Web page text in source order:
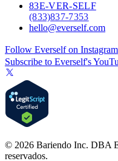
83E-VER-SELF
(833) 837-7353
hello@everself.com
Follow Everself on Instagram
Subscribe to Everself's
© 2026 Bariendo Inc. DBA
reservados.